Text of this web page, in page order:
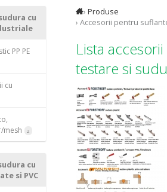
cu
PP PE
cu
mesh
2
cu
si PVC
› Produse
› Accesorii pentru
Lista
testare si